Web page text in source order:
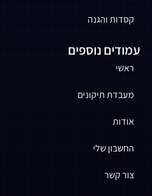
קסדות והגנה
עמודים נוספים
ראשי
מעבדת תיקונים
אודות
החשבון שלי
צור קשר